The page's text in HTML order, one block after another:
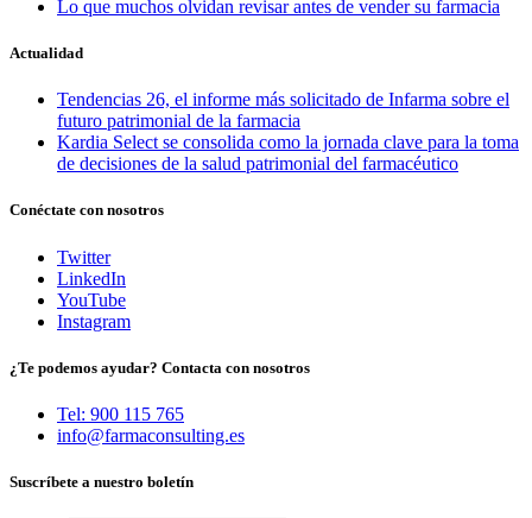
Lo que muchos olvidan revisar antes de vender su farmacia
Actualidad
Tendencias 26, el informe más solicitado de Infarma sobre el
futuro patrimonial de la farmacia
Kardia Select se consolida como la jornada clave para la toma
de decisiones de la salud patrimonial del farmacéutico
Conéctate con nosotros
Twitter
LinkedIn
YouTube
Instagram
¿Te podemos ayudar? Contacta con nosotros
Tel: 900 115 765
info@farmaconsulting.es
Suscríbete a nuestro boletín